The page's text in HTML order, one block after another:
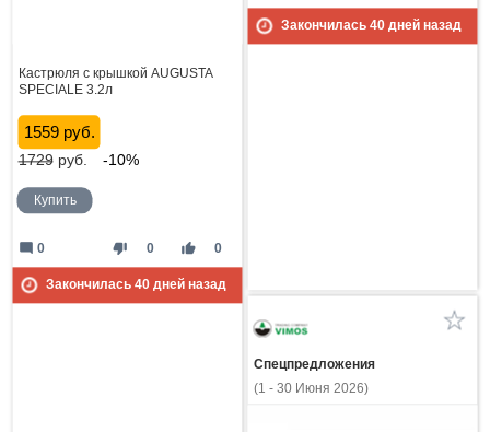
Закончилась 40дней назад
Кастрюля с крышкой AUGUSTA
SPECIALE 3.2л
1559 руб.
1729руб. -10%
Купить
thumb_down 0 thumb_up 0
mode_comment 0
Закончилась 40дней назад
Спецпредложения
(1 - 30 Июня 2026)